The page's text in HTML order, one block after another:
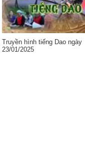
Truyền hình tiếng Dao ngày
23/01/2025